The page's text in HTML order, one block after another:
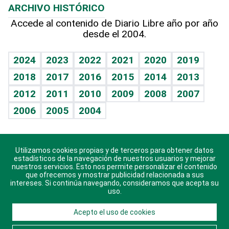
Hablando con el pediatra
Vida y familia
Eñe
Celebrando la vida
Sin complejos
En pocas palabras
Escuchando al corazón
Economía Personal
Línea de hit
TBT Deportivo
Más firmas
Hecho en casa
Guía del dinero
Cumpleaños
Horóscopos
Crucigramas
ARCHIVO HISTÓRICO
Accede al contenido de Diario Libre año por año
desde el 2004.
2024 2023 2022 2021 2020
2019
2018
2017 2016 2015 2014
2013
2012
2011 2010 2009 2008
2007
2006
2005 2004
Descarga nuestras aplicaciones para Android, iOS y
sistema Huawei.
© 2021 Diario Libre, todos los derechos reservados.
Utilizamos cookies propias y de terceros para obtener datos
estadísticos de la navegación de nuestros usuarios y mejorar
nuestros servicios. Esto nos permite personalizar el contenido
que ofrecemos y mostrar publicidad relacionada a sus
intereses. Si continúa navegando, consideramos que acepta su
uso.
Acepto el uso de cookies